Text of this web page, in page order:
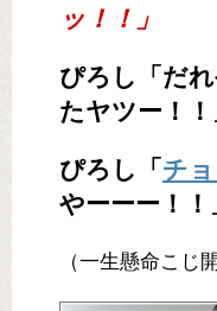
ッ！！」
ぴろし「だれ
たヤツー！！
ぴろし「 チ
やーーー！！
（一生懸命こじ